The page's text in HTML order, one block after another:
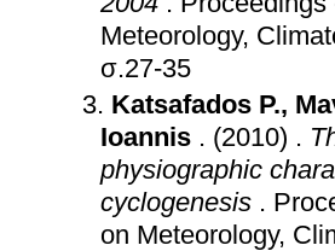
Meteorology,
σ.27-35
Katsafados P.,
Ioannis . (2010) .
physiographic
cyclogenesis .
on Meteorology,